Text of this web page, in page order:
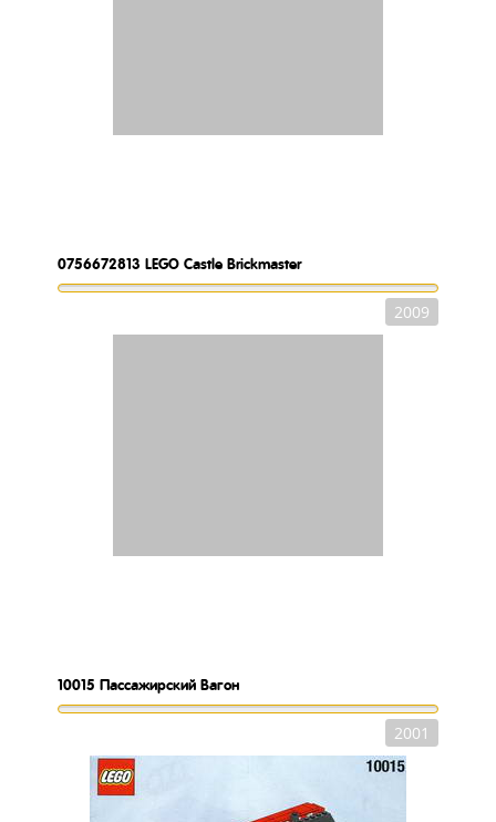
0756672813 LEGO Castle Brickmaster
2009
10015 Пассажирский Вагон
2001